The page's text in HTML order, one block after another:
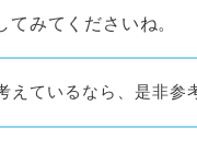
みてくださいね。
えているなら、是非参